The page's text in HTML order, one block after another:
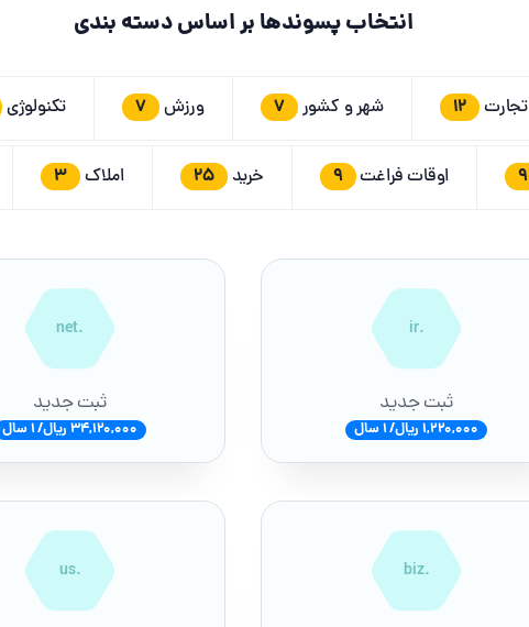
انتخاب پسوندها بر اساس دسته بندی
تجارت 12 شهر و کشور 7 ورزش 7 تکنولوژی
9 اوقات فراغت 9 خرید 25 املاک 3
.ir
ثبت جدید
1,220,000 ریال/ 1 سال
.net
ثبت جدید
34,120,000 ریال/ 1 سال
.biz
.us